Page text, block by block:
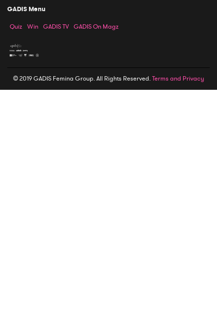
GADIS Menu
Quiz Win GADIS TV GADIS On Magz
© 2019 GADIS Femina Group. All Rights Reserved.Terms and Privacy